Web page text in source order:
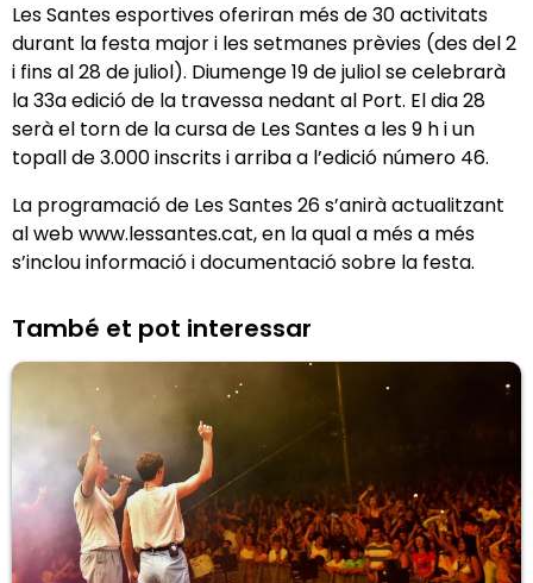
Les Santes esportives oferiran més de 30 activitats
durant la festa major i les setmanes prèvies (des del 2
i fins al 28 de juliol). Diumenge 19 de juliol se celebrarà
la 33a edició de la travessa nedant al Port. El dia 28
serà el torn de la cursa de Les Santes a les 9 h i un
topall de 3.000 inscrits i arriba a l’edició número 46.
La programació de Les Santes 26 s’anirà actualitzant
al web www.lessantes.cat, en la qual a més a més
s’inclou informació i documentació sobre la festa.
També et pot interessar